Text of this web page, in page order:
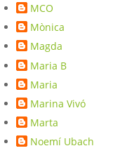
MCO
Mònica
Magda
Maria B
Maria
Marina Vivó
Marta
Noemí Ubach